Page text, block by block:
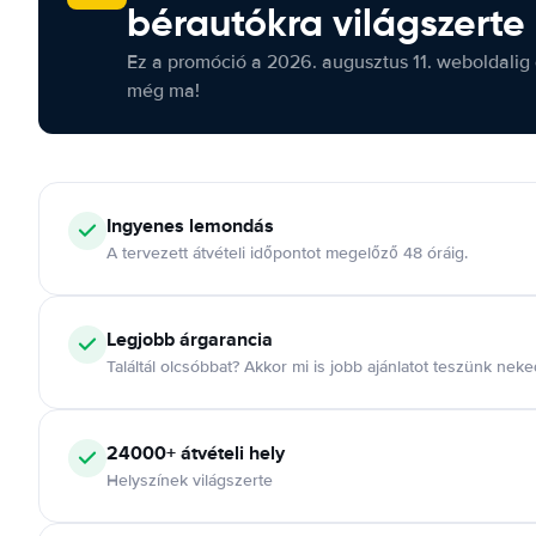
bérautókra világszerte
Ez a promóció a 2026. augusztus 11.
még ma!
Ingyenes lemondás
A tervezett átvételi időpontot megelőző 48 óráig.
Legjobb árgarancia
Találtál olcsóbbat? Akkor mi is jobb ajánlatot teszünk
24000+ átvételi hely
Helyszínek világszerte